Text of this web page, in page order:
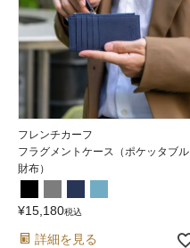
フレンチカーフ
フラグメントケース（ポケッタブル
財布）
¥15,180税込
詳細を見る